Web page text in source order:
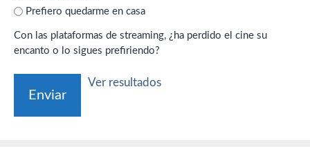
Prefiero quedarme en casa
Con las plataformas de streaming, ¿ha perdido el cine su
encanto o lo sigues prefiriendo?
Ver resultados